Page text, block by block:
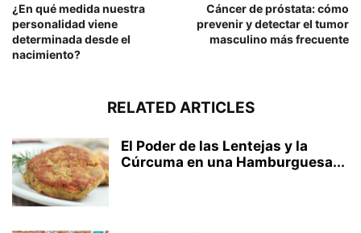
¿En qué medida nuestra
personalidad viene
determinada desde el
nacimiento?
Cáncer de próstata: cómo
prevenir y detectar el tumor
masculino más frecuente
RELATED ARTICLES
El Poder de las Lentejas y la
Cúrcuma en una Hamburguesa...